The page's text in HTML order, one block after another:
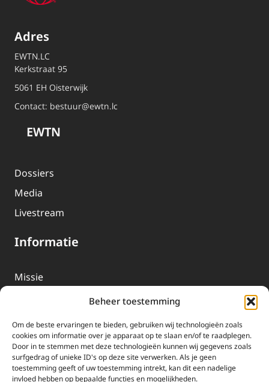
Beheer toestemming
Om de beste ervaringen te bieden, gebruiken wij technologieën zoals
cookies om informatie over je apparaat op te slaan en/of te raadplegen.
Door in te stemmen met deze technologieën kunnen wij gegevens zoals
surfgedrag of unieke ID's op deze site verwerken. Als je geen
toestemming geeft of uw toestemming intrekt, kan dit een nadelige
invloed hebben op bepaalde functies en mogelijkheden.
Adres
EWTN.LC
Kerkstraat 95
5061 EH Oisterwijk
Contact: bestuur@ewtn.lc
EWTN
Dossiers
Media
Livestream
Informatie
Missie
EWTN-Team
Organisatiegegevens